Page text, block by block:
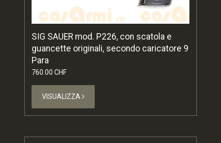
SIG SAUER mod. P226, con scatola e
guancette originali, secondo caricatore 9
Para
760.00 CHF
VISUALIZZA